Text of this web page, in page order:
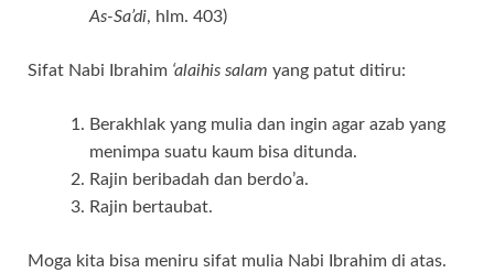
As-Sa’di, hlm. 403)
Sifat Nabi Ibrahim ‘alaihis salam yang patut ditiru:
Berakhlak yang mulia dan ingin agar azab yang
menimpa suatu kaum bisa ditunda.
Rajin beribadah dan berdo’a.
Rajin bertaubat.
Moga kita bisa meniru sifat mulia Nabi Ibrahim di atas.